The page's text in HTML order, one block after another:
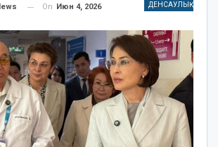
ДЕНСАУЛЫҚ
On Июн 4, 2026